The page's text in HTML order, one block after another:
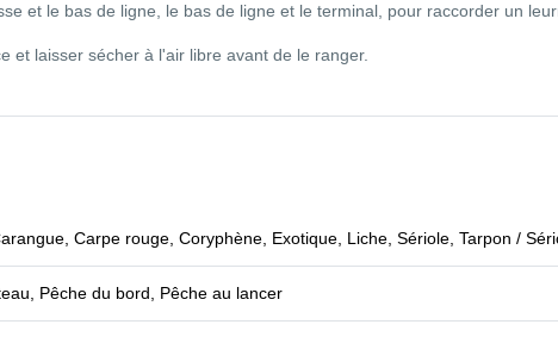
et le bas de ligne, le bas de ligne et le terminal, pour raccorder un
et laisser sécher à l'air libre avant de le ranger.
Carpe rouge, Coryphène, Exotique, Liche, Sériole, Tarpon /
Pêche du bord, Pêche au lancer